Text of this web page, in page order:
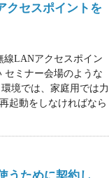
クセスポイントを
線LANアクセスポイン
セミナー会場のような
境では、家庭用では力
起動をしなければなら
うために契約し